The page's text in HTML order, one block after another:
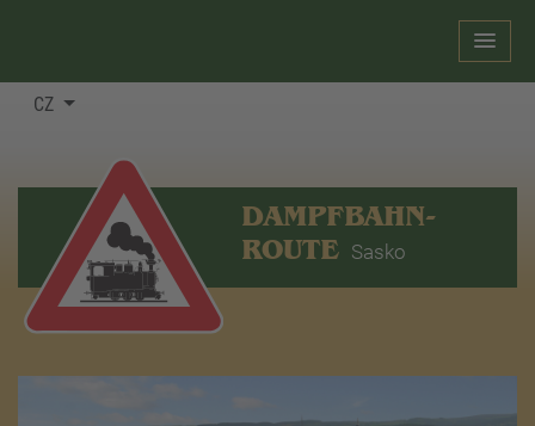
CZ
DAMPFBAHN-
ROUTE Sasko